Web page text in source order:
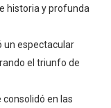
historia y profunda
un espectacular
el triunfo de
en las